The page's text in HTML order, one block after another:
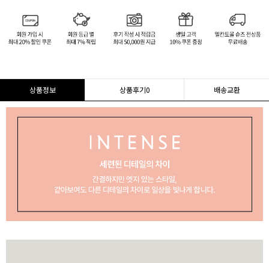
상품정보 상품후기0 배송교환